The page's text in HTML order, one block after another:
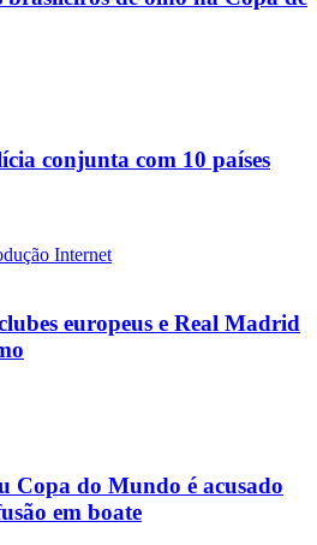
conjunta com 10 países
europeus e Real Madrid
Copa do Mundo é acusado
em boate